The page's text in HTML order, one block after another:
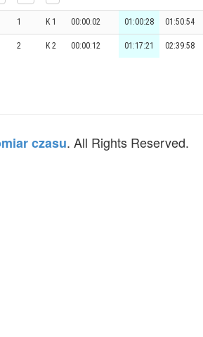
1 K 1 00:00:02 01:00:28 01:50:54
2 K 2 00:00:12 01:17:21 02:39:58
czasu. All Rights Reserved.